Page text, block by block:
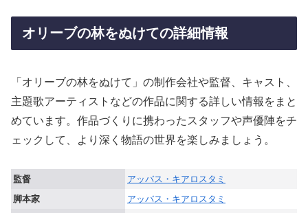
オリーブの林をぬけての詳細情報
「オリーブの林をぬけて」の制作会社や監督、キャスト、
主題歌アーティストなどの作品に関する詳しい情報をまと
めています。作品づくりに携わったスタッフや声優陣をチ
ェックして、より深く物語の世界を楽しみましょう。
監督
アッバス・キアロスタミ
脚本家
アッバス・キアロスタミ